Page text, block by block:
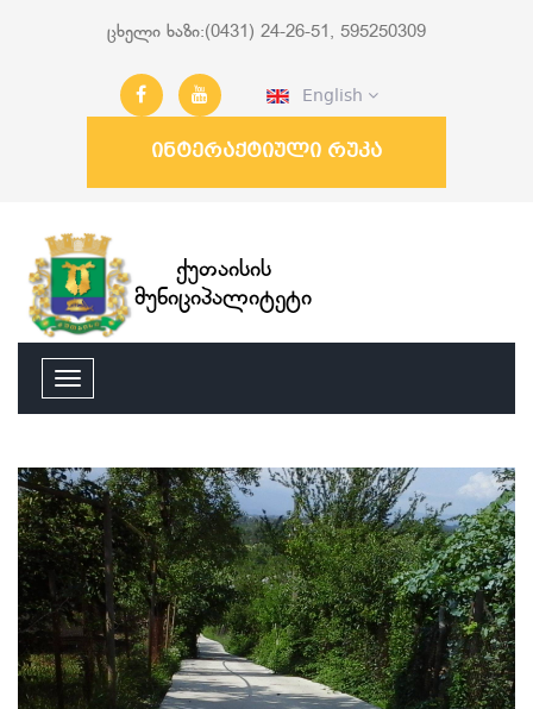
ცხელი ხაზი:(0431) 24-26-51, 595250309
English
ინტერაქტიული რუკა
ქუთაისის
მუნიციპალიტეტი